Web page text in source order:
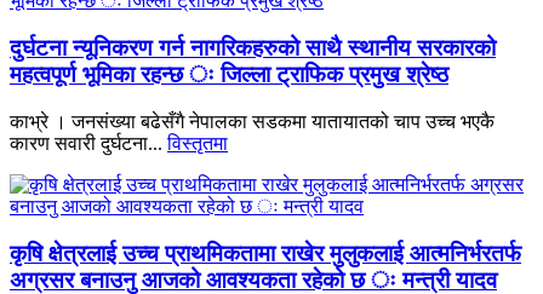
दुर्घटना न्यूनिकरण गर्न नागरिकहरुको साथै स्थानीय सरकारको
महत्वपूर्ण भूमिका रहन्छ ः जिल्ला ट्राफिक प्रमुख श्रेष्ठ
काभ्रे । जनसंख्या बढेसँगै नेपालका सडकमा यातायातको चाप उच्च भएकै
कारण सवारी दुर्घटना...विस्तृतमा
कृषि क्षेत्रलाई उच्च प्राथमिकतामा राखेर मुलुकलाई आत्मनिर्भरतर्फ
अग्रसर बनाउनु आजको आवश्यकता रहेको छ ः मन्त्री यादव